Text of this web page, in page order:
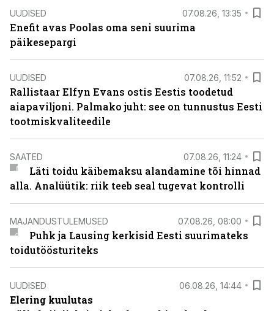
UUDISED 07.08.26, 13:35
Enefit avas Poolas oma seni suurima
päikesepargi
UUDISED 07.08.26, 11:52
Rallistaar Elfyn Evans ostis Eestis toodetud
aiapaviljoni. Palmako juht: see on tunnustus Eesti
tootmiskvaliteedile
SAATED 07.08.26, 11:24
Läti toidu käibemaksu alandamine tõi hinnad
alla. Analüütik: riik teeb seal tugevat kontrolli
MAJANDUSTULEMUSED 07.08.26, 08:00
Puhk ja Lausing kerkisid Eesti suurimateks
toidutöösturiteks
UUDISED 06.08.26, 14:44
Elering kuulutas